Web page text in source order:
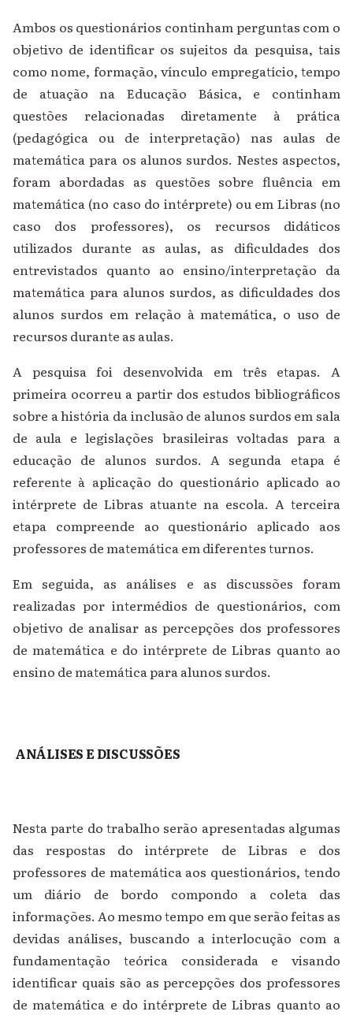
Ambos os questionários continham perguntas com o
objetivo de identificar os sujeitos da pesquisa, tais
como nome, formação, vínculo empregatício, tempo
de atuação na Educação Básica, e continham
questões relacionadas diretamente à prática
(pedagógica ou de interpretação) nas aulas de
matemática para os alunos surdos. Nestes aspectos,
foram abordadas as questões sobre fluência em
matemática (no caso do intérprete) ou em Libras (no
caso dos professores), os recursos didáticos
utilizados durante as aulas, as dificuldades dos
entrevistados quanto ao ensino/interpretação da
matemática para alunos surdos, as dificuldades dos
alunos surdos em relação à matemática, o uso de
recursos durante as aulas.
A pesquisa foi desenvolvida em três etapas. A
primeira ocorreu a partir dos estudos bibliográficos
sobre a história da inclusão de alunos surdos em sala
de aula e legislações brasileiras voltadas para a
educação de alunos surdos. A segunda etapa é
referente à aplicação do questionário aplicado ao
intérprete de Libras atuante na escola. A terceira
etapa compreende ao questionário aplicado aos
professores de matemática em diferentes turnos.
Em seguida, as análises e as discussões foram
realizadas por intermédios de questionários, com
objetivo de analisar as percepções dos professores
de matemática e do intérprete de Libras quanto ao
ensino de matemática para alunos surdos.
ANÁLISES E DISCUSSÕES
Nesta parte do trabalho serão apresentadas algumas
das respostas do intérprete de Libras e dos
professores de matemática aos questionários, tendo
um diário de bordo compondo a coleta das
informações. Ao mesmo tempo em que serão feitas as
devidas análises, buscando a interlocução com a
fundamentação teórica considerada e visando
identificar quais são as percepções dos professores
de matemática e do intérprete de Libras quanto ao